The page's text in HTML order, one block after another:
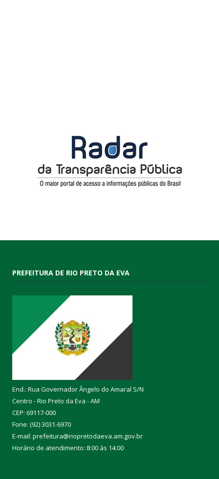
PREFEITURA DE RIO PRETO DA EVA
End.: Rua Governador Ângelo do Amaral S/N
Centro - Rio Preto da Eva - AM
CEP: 69117-000
Fone: (92) 3031-6970
E-mail: prefeitura@riopretodaeva.am.gov.br
Horário de atendimento: 8:00 às 14:00